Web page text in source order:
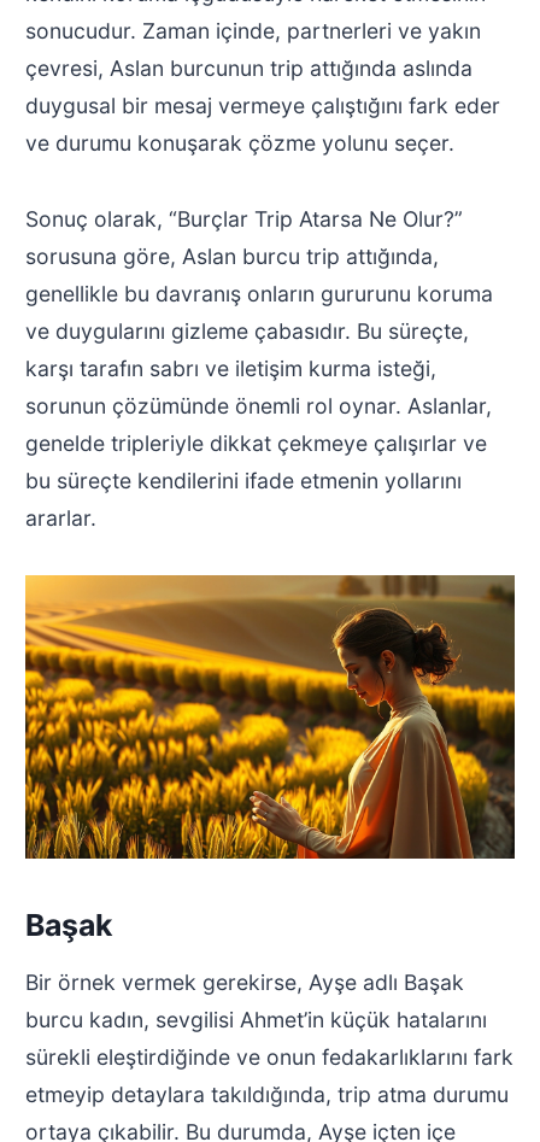
sonucudur. Zaman içinde, partnerleri ve yakın
çevresi, Aslan burcunun trip attığında aslında
duygusal bir mesaj vermeye çalıştığını fark eder
ve durumu konuşarak çözme yolunu seçer.
Sonuç olarak, “Burçlar Trip Atarsa Ne Olur?”
sorusuna göre, Aslan burcu trip attığında,
genellikle bu davranış onların gururunu koruma
ve duygularını gizleme çabasıdır. Bu süreçte,
karşı tarafın sabrı ve iletişim kurma isteği,
sorunun çözümünde önemli rol oynar. Aslanlar,
genelde tripleriyle dikkat çekmeye çalışırlar ve
bu süreçte kendilerini ifade etmenin yollarını
ararlar.
Başak
Bir örnek vermek gerekirse, Ayşe adlı Başak
burcu kadın, sevgilisi Ahmet’in küçük hatalarını
sürekli eleştirdiğinde ve onun fedakarlıklarını fark
etmeyip detaylara takıldığında, trip atma durumu
ortaya çıkabilir. Bu durumda, Ayşe içten içe